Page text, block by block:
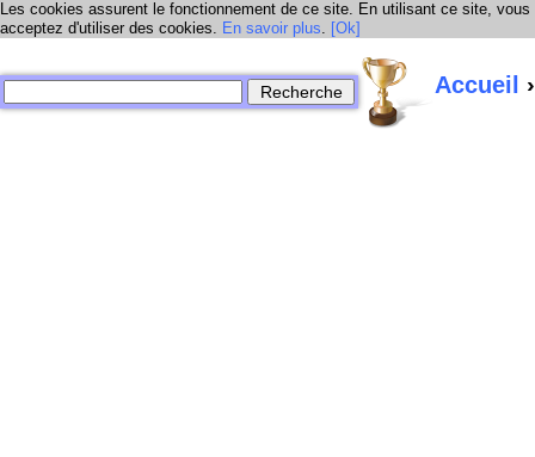
Les cookies assurent le fonctionnement de ce site. En utilisant ce site, vous
acceptez d'utiliser des cookies. En savoir plus. [Ok]
Accueil